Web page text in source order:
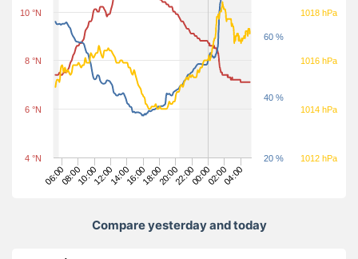
06:0008:0010:0012:0014:0016:0018:0020:0022:0000:0002:0004:00
4 °N
6 °N
8 °N
10 °N
20 %
40 %
60 %
1012 hPa
1014 hPa
1016 hPa
1018 hPa
Compare yesterday and today